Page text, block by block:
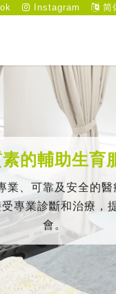
Instagram 简
的輔助生育
業、可靠及安全的醫
專業診斷和治療，
會。